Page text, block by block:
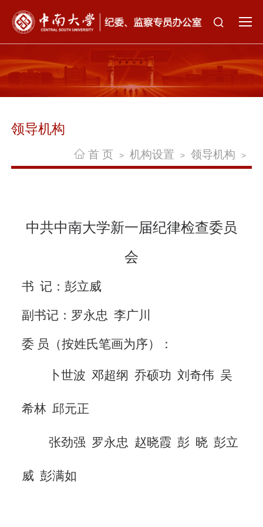
领导机构
首 页 > 机构设置 > 领导机构 >
中共中南大学新一届纪律检查委员
会
书 记：彭立威
副书记： 罗永忠 李广川
委 员（按姓氏笔画为序）：
卜世波 邓超纲 乔硕功 刘奇伟 吴
希林邱元正
张劲强 罗永忠 赵晓霞 彭 晓 彭立
威 彭满如